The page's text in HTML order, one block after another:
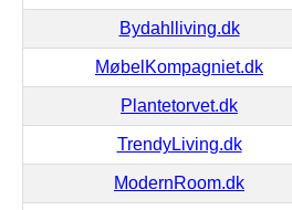
Bydahlliving.dk
MøbelKompagniet.dk
Plantetorvet.dk
TrendyLiving.dk
ModernRoom.dk